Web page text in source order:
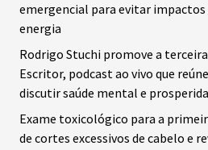
emergencial para evitar
energia
Rodrigo Stuchi promove a
Escritor, podcast ao vivo que
discutir saúde mental e
Exame toxicológico para a
de cortes excessivos de cabelo e